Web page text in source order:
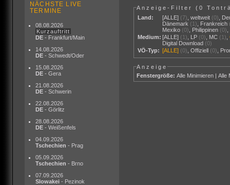
NÄCHSTE LIVE
TERMINE
08.08.2026
Kurzauftritt
DE - Frankfurt/Main
14.08.2026
DE - Schwedt/Oder
15.08.2026
DE - Gera
21.08.2026
DE - Schwerin
22.08.2026
DE - Görlitz
28.08.2026
DE - Weißenfels
04.09.2026
Tschechien - Prag
05.09.2026
Tschechien - Brno
07.09.2026
Slowakei - Pezinok
Anzeige-Filter (0
Land:
[ALLE] (7) ,weltweit (0)
Dänemark (1) Frankreich
Mexiko (0) Philippinen (0)
Medium: [ALLE] (1) LP (0) MC (1) ,
Digital Download (0)
VÖ-Typ: [ALLE] (0) ,Offiziell (0)
Anzeige
Fenstergröße: Alle Minimieren |Alle